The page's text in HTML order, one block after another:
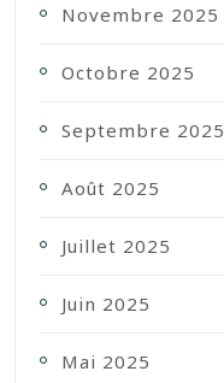
Novembre 2025
Octobre 2025
Septembre 2025
Août 2025
Juillet 2025
Juin 2025
Mai 2025